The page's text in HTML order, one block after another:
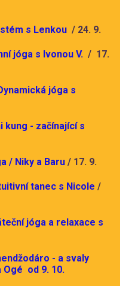
s Lenkou/ 24. 9.
jóga s Ivonou V. / 17.
jóga s
kung - začínající s
/ Niky a Baru / 17. 9.
tanec s Nicole /
jóga a relaxace s
- a svaly
Ogé od 9. 10.